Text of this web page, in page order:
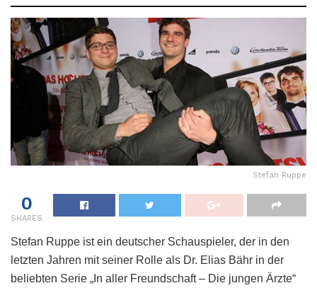
Stefan Ruppe
0
SHARES
Stefan Ruppe ist ein deutscher Schauspieler, der in den
letzten Jahren mit seiner Rolle als Dr. Elias Bähr in der
beliebten Serie „In aller Freundschaft – Die jungen Ärzte“